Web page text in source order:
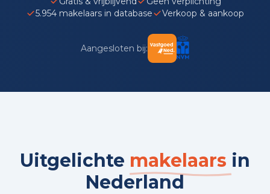
5.954 makelaars in database
Verkoop & aankoop
Aangesloten bij:
Uitgelichte makelaars in
Nederland